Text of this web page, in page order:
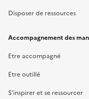
Disposer de ressources
Accompagnement des
Etre accompagné
Etre outillé
S’inspirer et se ressourcer